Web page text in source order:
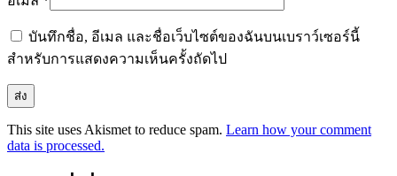
บันทึกชื่อ, อีเมล และชื่อเว็บไซต์ของฉันบนเบราว์เซอร์นี้
สำหรับการแสดงความเห็นครั้งถัดไป
This site uses Akismet to reduce spam. Learn how your comment
data is processed.